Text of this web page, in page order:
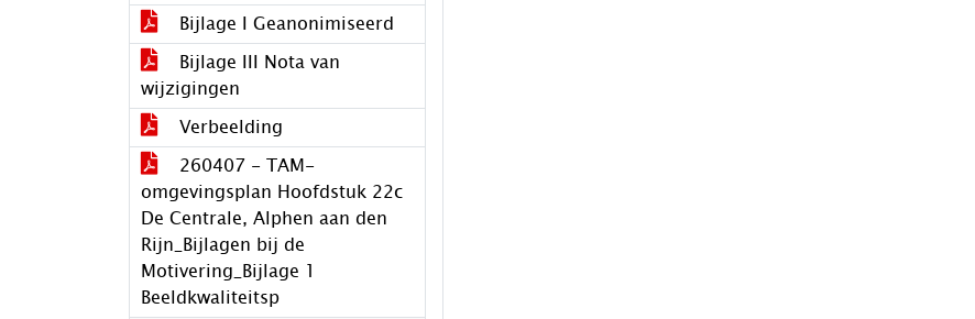
Bijlage I Geanonimiseerd
Bijlage III Nota van
wijzigingen
Verbeelding
260407 - TAM-
omgevingsplan Hoofdstuk 22c
De Centrale, Alphen aan den
Rijn_Bijlagen bij de
Motivering_Bijlage 1
Beeldkwaliteitsp